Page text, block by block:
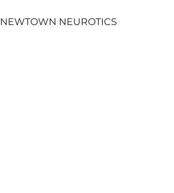
NEWTOWN NEUROTICS